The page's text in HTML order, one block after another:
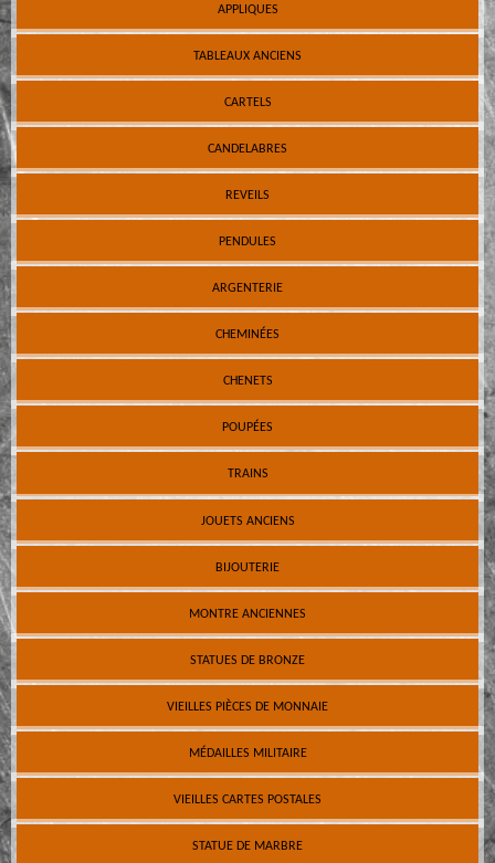
APPLIQUES
TABLEAUX ANCIENS
CARTELS
CANDELABRES
REVEILS
PENDULES
ARGENTERIE
CHEMINÉES
CHENETS
POUPÉES
TRAINS
JOUETS ANCIENS
BIJOUTERIE
MONTRE ANCIENNES
STATUES DE BRONZE
VIEILLES PIÈCES DE MONNAIE
MÉDAILLES MILITAIRE
VIEILLES CARTES POSTALES
STATUE DE MARBRE